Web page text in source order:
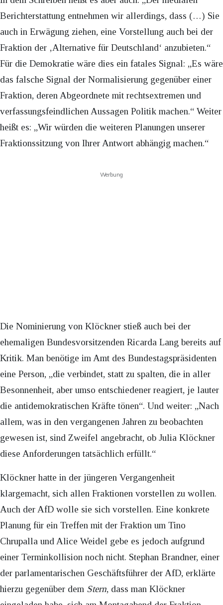
Berichterstattung entnehmen wir allerdings, dass (…) Sie
auch in Erwägung ziehen, eine Vorstellung auch bei der
Fraktion der ‚Alternative für Deutschland‘ anzubieten.“
Für die Demokratie wäre dies ein fatales Signal: „Es wäre
das falsche Signal der Normalisierung gegenüber einer
Fraktion, deren Abgeordnete mit rechtsextremen und
verfassungsfeindlichen Aussagen Politik machen.“ Weiter
heißt es: „Wir würden die weiteren Planungen unserer
Fraktionssitzung von Ihrer Antwort abhängig machen.“
Werbung
Die Nominierung von Klöckner stieß auch bei der
ehemaligen Bundesvorsitzenden Ricarda Lang bereits auf
Kritik. Man benötige im Amt des Bundestagspräsidenten
eine Person, „die verbindet, statt zu spalten, die in aller
Besonnenheit, aber umso entschiedener reagiert, je lauter
die antidemokratischen Kräfte tönen“. Und weiter: „Nach
allem, was in den vergangenen Jahren zu beobachten
gewesen ist, sind Zweifel angebracht, ob Julia Klöckner
diese Anforderungen tatsächlich erfüllt.“
Klöckner hatte in der jüngeren Vergangenheit
klargemacht, sich allen Fraktionen vorstellen zu wollen.
Auch der AfD wolle sie sich vorstellen. Eine konkrete
Planung für ein Treffen mit der Fraktion um Tino
Chrupalla und Alice Weidel gebe es jedoch aufgrund
einer Terminkollision noch nicht. Stephan Brandner, einer
der parlamentarischen Geschäftsführer der AfD, erklärte
hierzu gegenüber dem Stern, dass man Klöckner